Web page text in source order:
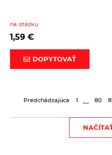
na otázku
1,59 €
DOPYTOVAŤ
Predchádzajúca 1 ... 80